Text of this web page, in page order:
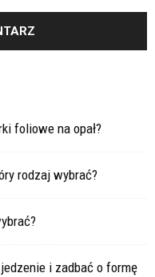
foliowe na opał?
rodzaj wybrać?
i zadbać o formę